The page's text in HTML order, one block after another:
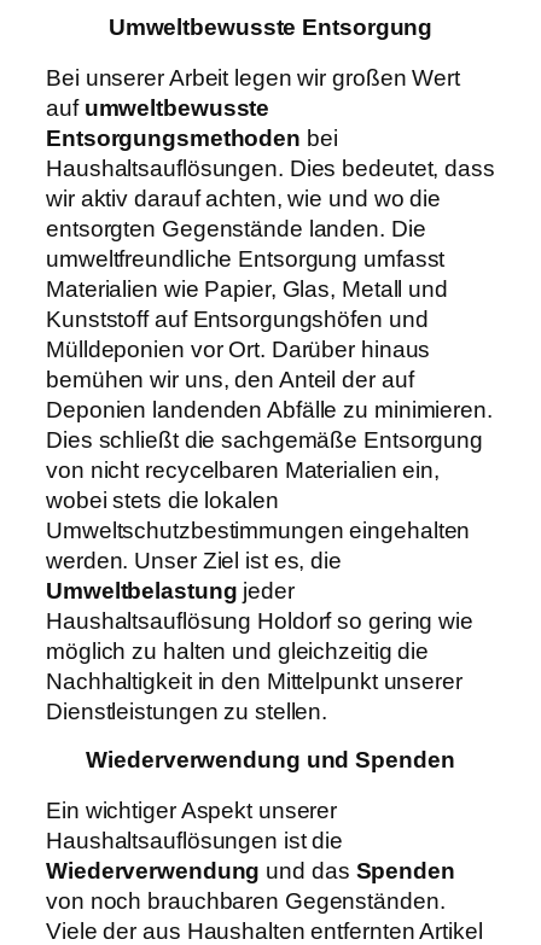
Umweltbewusste Entsorgung
Bei unserer Arbeit legen wir großen Wert
auf umweltbewusste
Entsorgungsmethoden bei
Haushaltsauflösungen. Dies bedeutet, dass
wir aktiv darauf achten, wie und wo die
entsorgten Gegenstände landen. Die
umweltfreundliche Entsorgung umfasst
Materialien wie Papier, Glas, Metall und
Kunststoff auf Entsorgungshöfen und
Mülldeponien vor Ort. Darüber hinaus
bemühen wir uns, den Anteil der auf
Deponien landenden Abfälle zu minimieren.
Dies schließt die sachgemäße Entsorgung
von nicht recycelbaren Materialien ein,
wobei stets die lokalen
Umweltschutzbestimmungen eingehalten
werden. Unser Ziel ist es, die
Umweltbelastung jeder
Haushaltsauflösung Holdorf so gering wie
möglich zu halten und gleichzeitig die
Nachhaltigkeit in den Mittelpunkt unserer
Dienstleistungen zu stellen.
Wiederverwendung und Spenden
Ein wichtiger Aspekt unserer
Haushaltsauflösungen ist die
Wiederverwendung und das Spenden
von noch brauchbaren Gegenständen.
Viele der aus Haushalten entfernten Artikel